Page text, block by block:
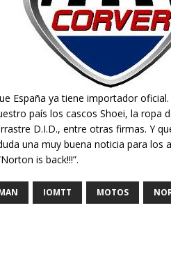
España ya tiene importador
país los cascos Shoei, la ropa
D.I.D., entre otras firmas. Y
una muy buena noticia para los
is back!!!”.
IOMTT MOTOS